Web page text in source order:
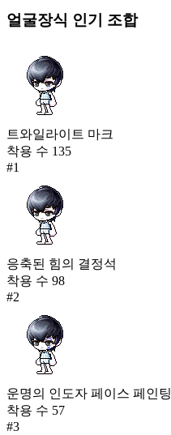
얼굴장식 인기 조합
트와일라이트 마크
착용 수 135
#1
응축된 힘의 결정석
착용 수 98
#2
운명의 인도자 페이스 페인팅
착용 수 57
#3